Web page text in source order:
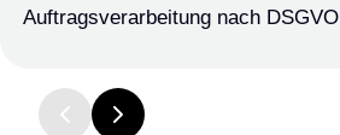
Auftragsverarbeitung nach DSGVO